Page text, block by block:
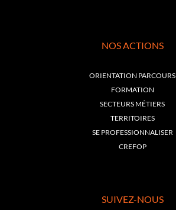
NOS ACTIONS
ORIENTATION PARCOURS
FORMATION
SECTEURS MÉTIERS
TERRITOIRES
SE PROFESSIONNALISER
CREFOP
SUIVEZ-NOUS